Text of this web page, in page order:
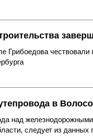
Грибоедова
в
над
следует из данных